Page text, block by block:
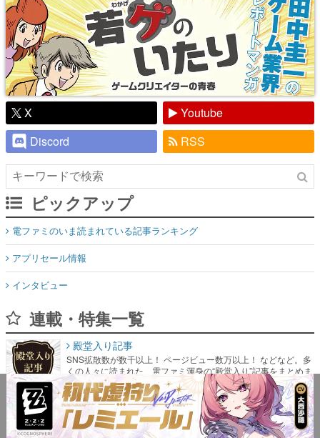
X
Youtube
Discord
RSS
ピックアップ
電ファミのいま読まれている記事ランキング
アプリセール情報
インタビュー
連載・特集一覧
殿堂入り記事
SNS拡散数が数千以上！ ページビュー数万以上！ などなど。多
くの人々に読まれた、電ファミ渾身の“殿堂入り”記事をまとめま
した。
ゲームの企画書
名作ゲームクリエイターの方々に製作時のエピソードをお聞き
し、ヒットする企画（ゲーム）とは何か？を探っていきます。